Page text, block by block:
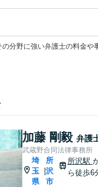
の分野に強い弁護士の料金や
加藤 剛毅 弁護
武蔵野合同法律事務所
埼
玉
県
所
沢
市
所沢駅
ら徒歩6